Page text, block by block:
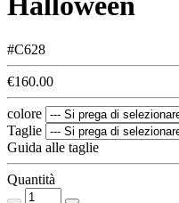
#C628
€160.00
colore
Taglie
Guida alle taglie
Quantità